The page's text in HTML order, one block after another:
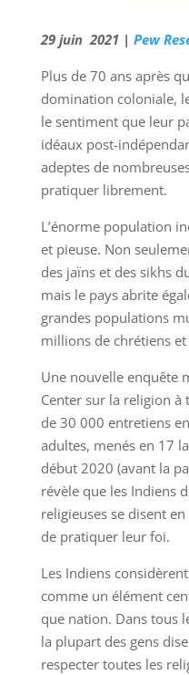
29 juin 2021 | Pew
Plus de 70 ans après
domination coloniale,
le sentiment que leur
idéaux post-
adeptes de
pratiquer librement.
L’énorme population
et pieuse. Non
des jaïns et des sikhs
mais le pays abrite
grandes populations
millions de chrétiens
Une nouvelle enquête
Center sur la religion à
de 30 000 entretiens
adultes, menés en 17
début 2020 (avant la
révèle que les Indiens
religieuses se disent
de pratiquer leur foi.
Les Indiens
comme un élément
que nation. Dans tous
la plupart des gens
respecter toutes les